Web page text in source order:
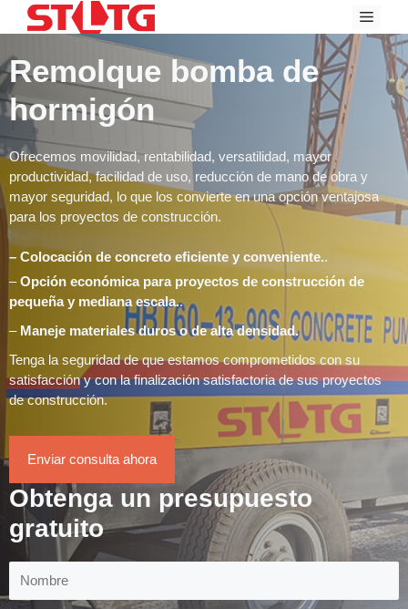
Menú
Remolque bomba de
hormigón
Ofrecemos movilidad, rentabilidad, versatilidad, mayor
productividad, facilidad de uso, reducción de mano de obra y
mayor seguridad, lo que los convierte en una opción ventajosa
para los proyectos de construcción.
– Colocación de concreto eficiente y conveniente..
–Opción económica para proyectos de construcción de
pequeña y mediana escala..
– Maneje materiales duros o de alta densidad.
Tenga la seguridad de que estamos comprometidos con su
satisfacción y con la finalización satisfactoria de sus proyectos
de construcción.
Enviar consulta ahora
Obtenga un presupuesto
gratuito